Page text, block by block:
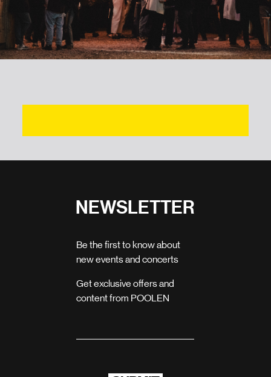
NEWSLETTER
Be the first to know about
new events and concerts
Get exclusive offers and
content from POOLEN